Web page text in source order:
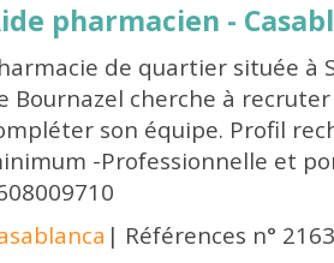
pharmacien -
de quartier située à
Bournazel cherche à
son équipe. Profil
-Professionnelle et
| Références n°